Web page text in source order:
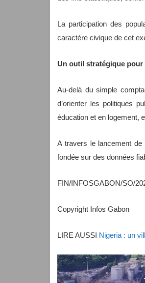
La participation des
caractère civique de cet
Un outil stratégique pour
Au-delà du simple
d’orienter les politiques
éducation et en logement,
A travers le lancement de
fondée sur des données
FIN/INFOSGABON/SO/
Copyright Infos Gabon
LIRE AUSSI Nigeria : un